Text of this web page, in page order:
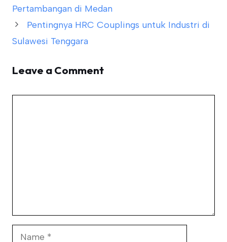
Pertambangan di Medan
Pentingnya HRC Couplings untuk Industri di
Sulawesi Tenggara
Leave a Comment